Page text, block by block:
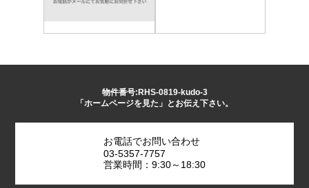
物件番号:RHS-0819-kudo-3
「ホームページを見た」とお伝え下さい。
お電話でお問い合わせ
03-5357-7757
営業時間：9:30～18:30